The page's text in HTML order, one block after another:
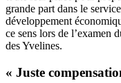
grande part dans le
développement
ce sens lors de l’examen
des Yvelines.
« Juste